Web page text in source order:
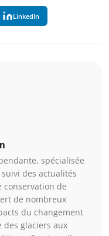
LinkedIn
spécialisée
des actualités
conservation de
de nombreux
du changement
glaciers aux